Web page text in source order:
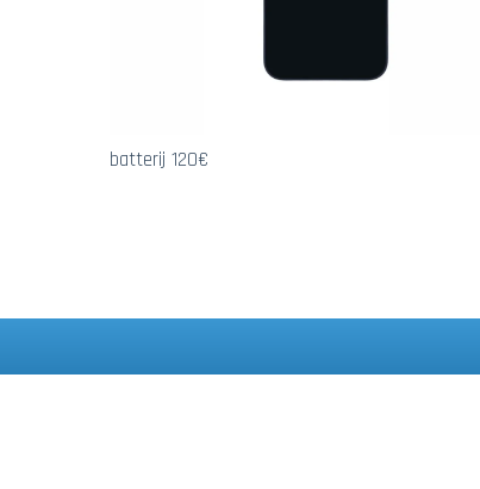
batterij 120€